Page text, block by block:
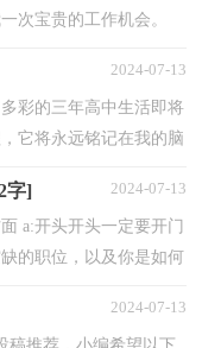
次宝贵的工作机会。
2024-07-13
彩的三年高中生活即将
它将永远铭记在我的脑
字] 2024-07-13
a:开头开头一定要开门
的职位，以及你是如何
2024-07-13